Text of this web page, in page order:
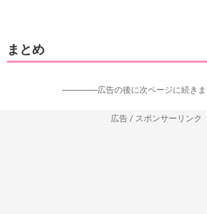
まとめ
-----------------広告の後に次ページに続きま
広告 / スポンサーリンク